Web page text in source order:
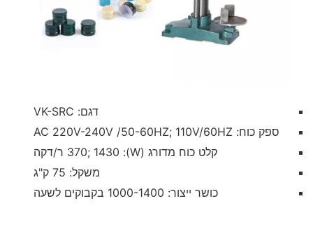
דגם: VK-SRC
ספק כוח: AC 220V-240V /50-60HZ; 110V/60HZ
קלט כוח מדורג (W): 370; 1430 ר/דקה
משקל: 75 ק"ג
כושר ייצור: 1000-1400 בקבוקים לשעה